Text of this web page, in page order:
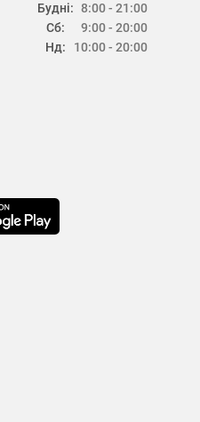
Будні:
Сб:
Нд:
8:00 - 21:00
9:00 - 20:00
10:00 - 20:00